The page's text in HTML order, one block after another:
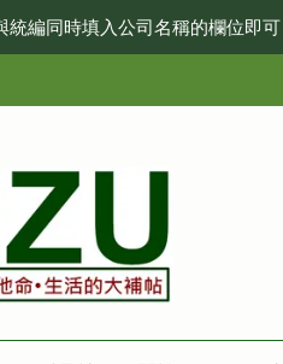
統編同時填入公司名稱的欄位即可